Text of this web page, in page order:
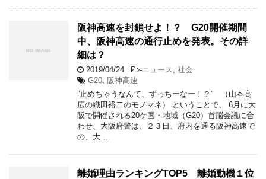
阪神高速を封鎖せよ！？ G20開催期間
中、阪神高速の通行止めを発表。その詳
細は？
2019/04/24 -ニュース
社会
G20 阪神高速
”止めちゃうなんて、ずっちーなー！？” （山本高
広の織田裕二のモノマネ） ということで、 6月に大
阪で開催される20ケ国・地域（G20）首脳会議に合
わせ、大阪府警は、２３日、府内を通る阪神高速で
の、大 …
離婚理由ランキングTOP5 離婚動機１位